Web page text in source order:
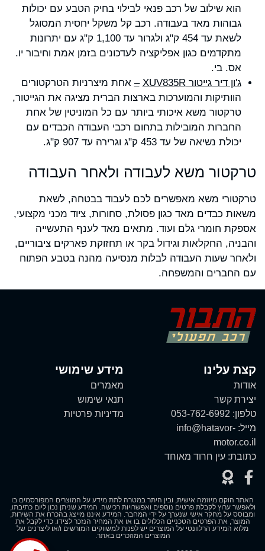
הוא שילוב של רכב פנאי לבילוי בחיק הטבע עם יכולות
גבוהות מאד בעבודה. רכב קל משקל יחסית המסוגל
לשאת עד 454 ק"ג ולגרור עד 1,100 ק"ג עם יתרונות
מתקדמים כגון אפליקציה לעדכונים בזמן אמת וחיבור יו.
אס. בי.
ג'ון דיר גייטורXUV835R
– אחת מיצרניות הטרקטורים
הוותיקות והמוערכות בארצות הברית מציגה את הגייטור,
טרקטור משא איכותי ביותר עם כל המוניטין של אחת
החברות המובילות בתחום רכבי העבודה הכבדים עם
יכולת נשיאה של עד 453 ק"ג וגרירה עד 907 ק"ג.
טרקטור משא לעבודה ולאחר העבודה
טרקטורי משא מאפשרים לכם לעבוד בבטחה, לשאת
משאות כבדים מאד כגון פסולת, סחורות, ציוד מכני מקצועי,
אספקת חומרי גלם ועוד. מתאים מאד לענף התעשייה
והבניה, החקלאות וגידול בקר או תחזוקת פארקים ציבוריים,
ולאחר שעות העבודה לבלות מנסיעה מהנה בטבע הפתוח
עם החברים והמשפחה.
קצת עלינו
אודות
יצירת קשר
טלפון: 053-762-6992
מייל: info@hatavor-
motor.co.il
כתובת: עין חרוד מאוחד
מידע שימושי
מאמרים
תנאי שימוש
מדיניות פרטיות
האתר הוקם מיוזמה אישית, ובין היתר במטרה לתת מידע על המוצרים המפורסמים בו
ולאפשר ערוץ לקבלת פרטים נוספים ואפשרויות רכישה. המידע שניתן נכון ליום כתיבתו,
ומבוסס על מחקר אישי שנערך על ידי המחבר. המידע איננו מייצג בהכרח את השירות,
המוצר, את הפרטים הטכניים הכלולים בו או את המחיר הנזכר לצידו. כדי לקבל את
מלוא המידע הרלוונטי על המוצרים יש לפנות למשווקים המורשים ו/או ליצרנים של
המוצרים המוזכרים באתר.